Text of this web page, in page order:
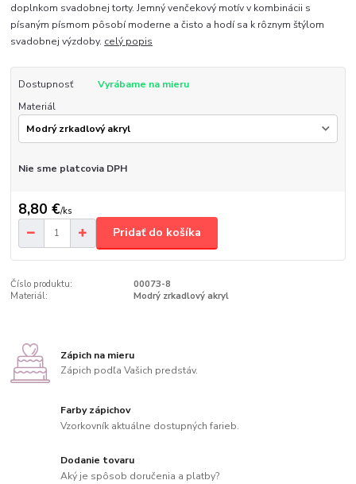
doplnkom svadobnej torty. Jemný venčekový motív v kombinácii s
písaným písmom pôsobí moderne a čisto a hodí sa k rôznym štýlom
svadobnej výzdoby. celý popis
Dostupnosť
Vyrábame na mieru
Materiál
Nie sme platcovia DPH
8,80 €/ks
Pridať do košíka
Číslo produktu:
00073-8
Materiál:
Modrý zrkadlový akryl
Zápich na mieru
Zápich podľa Vašich predstáv.
Farby zápichov
Vzorkovník aktuálne dostupných farieb.
Dodanie tovaru
Aký je spôsob doručenia a platby?